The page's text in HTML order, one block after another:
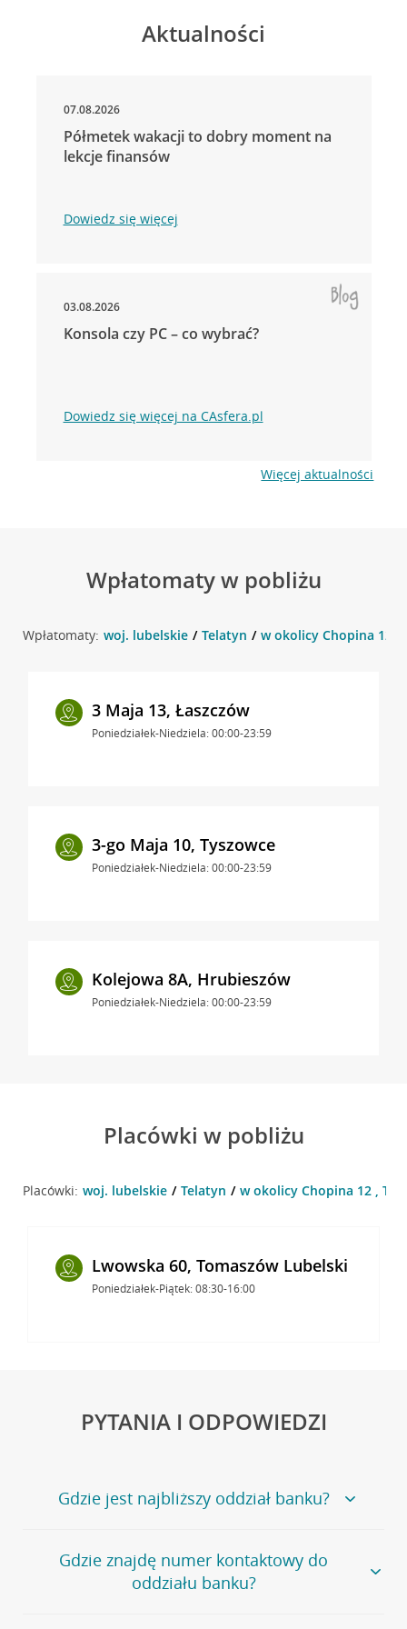
Aktualności
07.08.2026
Półmetek wakacji to dobry moment na
lekcje finansów
Dowiedz się więcej
03.08.2026
Konsola czy PC – co wybrać?
Dowiedz się więcej na CAsfera.pl
Więcej aktualności
Wpłatomaty w pobliżu
Wpłatomaty: woj. lubelskie Telatyn w okolicy Chopina 12 ,
3 Maja 13, Łaszczów
Poniedziałek-Niedziela: 00:00-23:59
3-go Maja 10, Tyszowce
Poniedziałek-Niedziela: 00:00-23:59
Kolejowa 8A, Hrubieszów
Poniedziałek-Niedziela: 00:00-23:59
Placówki w pobliżu
Placówki: woj. lubelskie Telatyn w okolicy Chopina 12 ,
Lwowska 60, Tomaszów Lubelski
Poniedziałek-Piątek: 08:30-16:00
PYTANIA I ODPOWIEDZI
Gdzie jest najbliższy oddział banku?
Jeśli szukasz oddziału naszego banku, zapraszamy na
stronęPlacówki i bankomaty, na której znajduje się
wygodna wyszukiwarka.
Gdzie znajdę numer kontaktowy do
oddziału banku?